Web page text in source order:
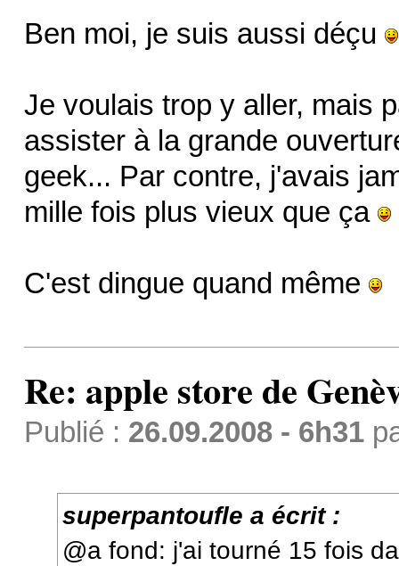
Ben moi, je suis aussi déçu
Je voulais trop y aller, mais
assister à la grande
geek... Par contre, j'avais
mille fois plus vieux que ça
C'est dingue quand même
Re: apple store de
Publié : 26.09.2008 - 6h31
superpantoufle a écrit :
@a fond: j'ai tourné 15 fois